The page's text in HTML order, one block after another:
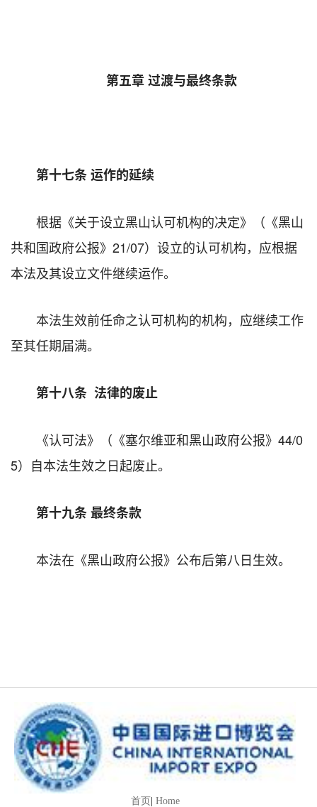
第五章 过渡与最终条款
第十七条 运作的延续
根据《关于设立黑山认可机构的决定》（《黑山
共和国政府公报》21/07）设立的认可机构，应根据
本法及其设立文件继续运作。
本法生效前任命之认可机构的机构，应继续工作
至其任期届满。
第十八条 法律的废止
《认可法》（《塞尔维亚和黑山政府公报》44/0
5）自本法生效之日起废止。
第十九条 最终条款
本法在《黑山政府公报》公布后第八日生效。
首页| Home